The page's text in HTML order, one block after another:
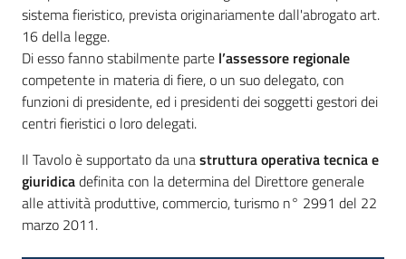
Piani Programmi
Progetti
sistema fieristico, prevista originariamente dall'abrogato art.
16 della legge.
Di esso fanno stabilmente parte l’assessore regionale
competente in materia di fiere, o un suo delegato, con
funzioni di presidente, ed i presidenti dei soggetti gestori dei
centri fieristici o loro delegati.
Il Tavolo è supportato da unastruttura operativa tecnica e
giuridicadefinita con la determina del Direttore generale
alle attività produttive, commercio, turismo n° 2991 del 22
marzo 2011.